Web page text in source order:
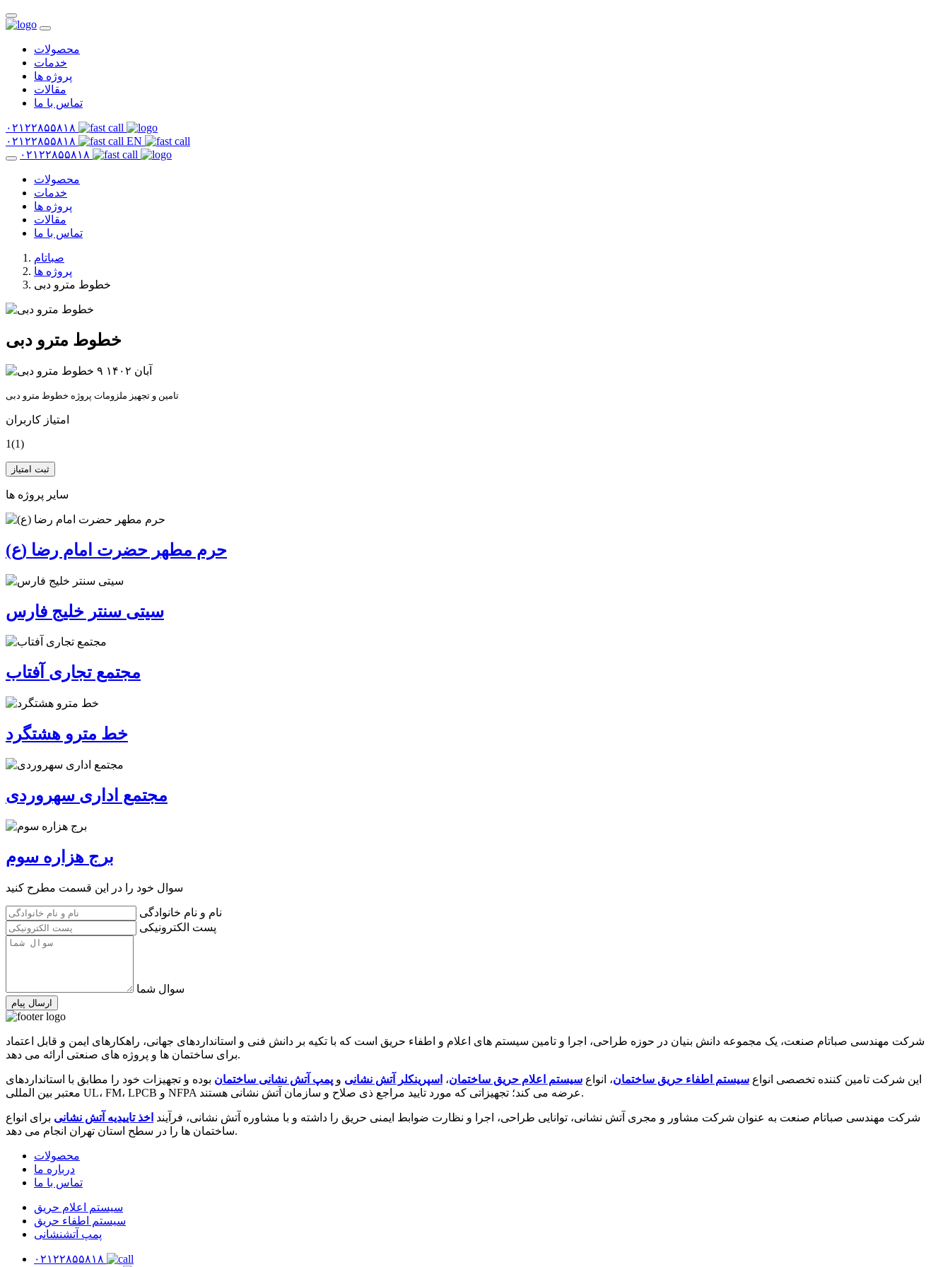
محصولات
خدمات
پروژه ها
مقالات
تماس با ما
۰۲۱۲۲۸۵۵۸۱۸
۰۲۱۲۲۸۵۵۸۱۸
EN
۰۲۱۲۲۸۵۵۸۱۸
محصولات
خدمات
پروژه ها
مقالات
تماس با ما
صباتام
پروژه ها
خطوط مترو دبی
خطوط مترو دبی
۹ آبان ۱۴۰۲
امتیاز کاربران
1(1)
ثبت امتیاز
سایر پروژه ها
حرم مطهر حضرت امام رضا (ع)
سیتی سنتر خلیج فارس
مجتمع تجاری آفتاب
خط مترو هشتگرد
مجتمع اداری سهروردی
برج هزاره سوم
سوال خود را در این قسمت مطرح کنید
نام و نام خانوادگی
پست الکترونیکی
سوال شما
ارسال پیام
شرکت مهندسی صباتام صنعت، یک مجموعه دانش بنیان در حوزه طراحی، اجرا و تامین سیستم های اعلام و اطفاء حریق است که با تکیه بر دانش فنی و استانداردهای جهانی، راهکارهای ایمن و قابل اعتماد
برای ساختمان ها و پروژه های صنعتی ارائه می دهد.
این شرکت تامین کننده تخصصی انواع سیستم اطفاء حریق ساختمان، انواع سیستم اعلام حریق ساختمان، اسپرینکلر آتش نشانی و پمپ آتش نشانی ساختمان بوده و تجهیزات خود را مطابق با استانداردهای
معتبر بین المللی UL، FM، LPCB و NFPA عرضه می کند؛ تجهیزاتی که مورد تایید مراجع ذی صلاح و سازمان آتش نشانی هستند.
شرکت مهندسی صباتام صنعت به عنوان شرکت مشاور و مجری آتش نشانی، توانایی طراحی، اجرا و نظارت ضوابط ایمنی حریق را داشته و با مشاوره آتش نشانی، فرآیند اخذ تاییدیه آتش نشانی برای انواع
ساختمان ها را در سطح استان تهران انجام می دهد.
محصولات
درباره ما
تماس با ما
سیستم اعلام حریق
سیستم اطفاء حریق
پمپ آتشنشانی
۰۲۱۲۲۸۵۵۸۱۸